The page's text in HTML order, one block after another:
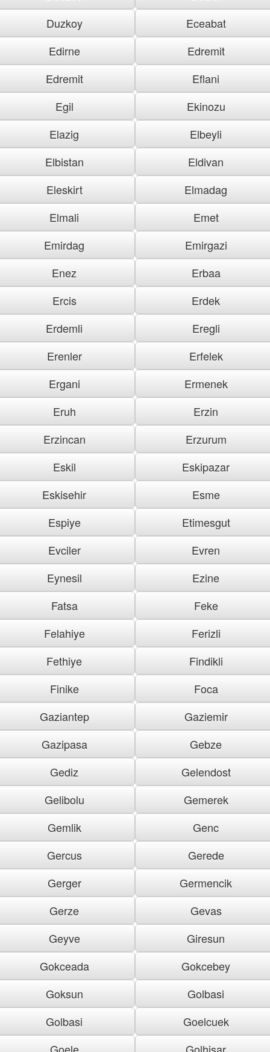
Duzkoy
Eceabat
Edirne
Edremit
Edremit
Eflani
Egil
Ekinozu
Elazig
Elbeyli
Elbistan
Eldivan
Eleskirt
Elmadag
Elmali
Emet
Emirdag
Emirgazi
Enez
Erbaa
Ercis
Erdek
Erdemli
Eregli
Erenler
Erfelek
Ergani
Ermenek
Eruh
Erzin
Erzincan
Erzurum
Eskil
Eskipazar
Eskisehir
Esme
Espiye
Etimesgut
Evciler
Evren
Eynesil
Ezine
Fatsa
Feke
Felahiye
Ferizli
Fethiye
Findikli
Finike
Foca
Gaziantep
Gaziemir
Gazipasa
Gebze
Gediz
Gelendost
Gelibolu
Gemerek
Gemlik
Genc
Gercus
Gerede
Gerger
Germencik
Gerze
Gevas
Geyve
Giresun
Gokceada
Gokcebey
Goksun
Golbasi
Golbasi
Goelcuek